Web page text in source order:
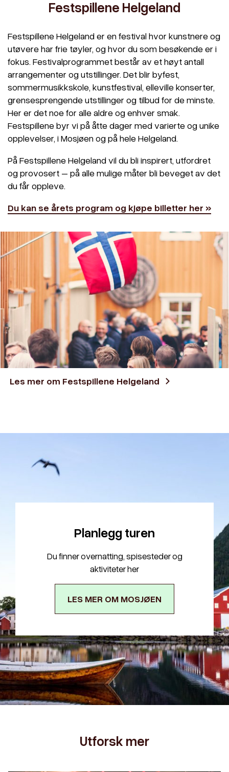
Festspillene Helgeland
Festspillene Helgeland er en festival hvor kunstnere og
utøvere har frie tøyler, og hvor du som besøkende er i
fokus. Festivalprogrammet består av et høyt antall
arrangementer og utstillinger. Det blir byfest,
sommermusikkskole, kunstfestival, elleville konserter,
grensesprengende utstillinger og tilbud for de minste.
Her er det noe for alle aldre og enhver smak.
Festspillene byr vi på åtte dager med varierte og unike
opplevelser, i Mosjøen og på hele Helgeland.
På Festspillene Helgeland vil du bli inspirert, utfordret
og provosert – på alle mulige måter bli beveget av det
du får oppleve.
Du kan se årets program og kjøpe billetter her »
Les mer om Festspillene Helgeland
Planlegg turen
Du finner overnatting, spisesteder og
aktiviteter her
LES MER OM MOSJØEN
Utforsk mer